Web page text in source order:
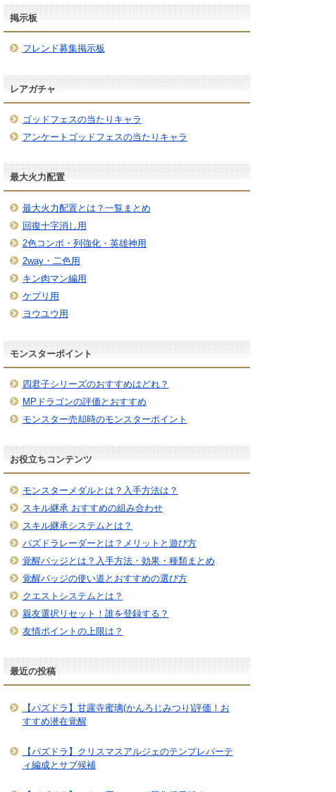
掲示板
フレンド募集掲示板
レアガチャ
ゴッドフェスの当たりキャラ
アンケートゴッドフェスの当たりキャラ
最大火力配置
最大火力配置とは？一覧まとめ
回復十字消し用
2色コンボ・列強化・英雄神用
2way・二色用
キン肉マン編用
ケプリ用
ヨウユウ用
モンスターポイント
四君子シリーズのおすすめはどれ？
MPドラゴンの評価とおすすめ
モンスター売却時のモンスターポイント
お役立ちコンテンツ
モンスターメダルとは？入手方法は？
スキル継承 おすすめの組み合わせ
スキル継承システムとは？
パズドラレーダーとは？メリットと遊び方
覚醒バッジとは？入手方法・効果・種類まとめ
覚醒バッジの使い道とおすすめの選び方
クエストシステムとは？
親友選択リセット！誰を登録する？
友情ポイントの上限は？
最近の投稿
【パズドラ】甘露寺蜜璃(かんろじみつり)評価！お
すすめ潜在覚醒
【パズドラ】クリスマスアルジェのテンプレパーテ
ィ編成とサブ候補